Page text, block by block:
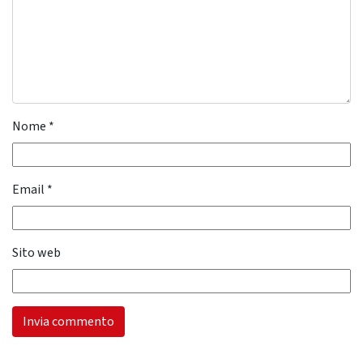
Nome *
Email *
Sito web